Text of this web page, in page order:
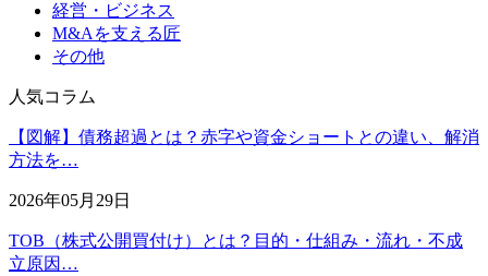
経営・ビジネス
M&Aを支える匠
その他
人気コラム
【図解】債務超過とは？赤字や資金ショートとの違い、解消
方法を…
2026年05月29日
TOB（株式公開買付け）とは？目的・仕組み・流れ・不成
立原因…